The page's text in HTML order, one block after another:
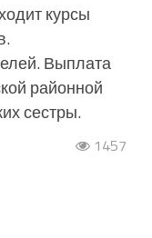
курсы
Выплата
районной
сестры.
1457